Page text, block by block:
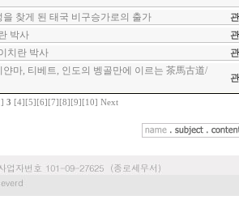
찾게 된 태국 비구승가로의 출가
박사
치란 박사
마, 티베트, 인도의 벵골만에 이르는 茶馬古道/
3 [4] [5] [6] [7] [8] [9] [10] Next